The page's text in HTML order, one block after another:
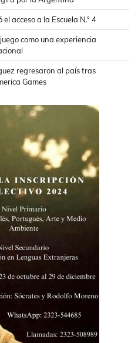
acceso a la Escuela N.° 4
como una experiencia
regresaron al país tras
Games